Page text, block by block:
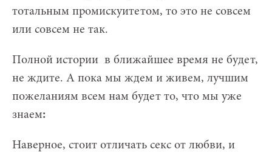
тотальным промискуитетом, то это не совсем
или совсем не так.
Полной истории в ближайшее время не будет,
не ждите. А пока мы ждем и живем, лучшим
пожеланиям всем нам будет то, что мы уже
знаем:
Наверное, стоит отличать секс от любви, и